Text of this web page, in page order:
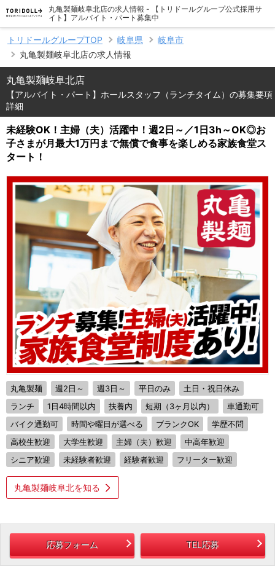
丸亀製麺岐阜北店の求人情報 - 【トリドールグループ公式採用サ
イト】アルバイト・パート募集中
トリドールグループTOP 岐阜県
岐阜市
丸亀製麺岐阜北店の求人情報
丸亀製麺岐阜北店
【アルバイト・パート】ホールスタッフ（ランチタイム）の募集要項
詳細
未経験OK！主婦（夫）活躍中！週2日～／1日3h～OK◎お
子さまが月最大1万円まで無償で食事を楽しめる家族食堂ス
タート！
丸亀製麺 週2日～ 週3日～ 平日のみ
土日・祝日休み
ランチ
1日4時間以内 扶養内 短期（3ヶ月以内）
車通勤可
バイク通勤可
時間や曜日が選べる ブランクOK
学歴不問
高校生歓迎
大学生歓迎 主婦（夫）歓迎
中高年歓迎
シニア歓迎
未経験者歓迎 経験者歓迎 フリーター歓迎
丸亀製麺岐阜北を知る
応募フォーム TEL応募